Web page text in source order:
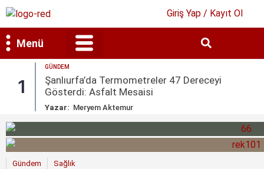
Giriş Yap / Kayıt Ol
Menü
1
GÜNDEM
Şanlıurfa’da Termometreler 47 Dereceyi
Gösterdi: Asfalt Mesaisi
Yazar: Meryem Aktemur
Gündem Sağlık